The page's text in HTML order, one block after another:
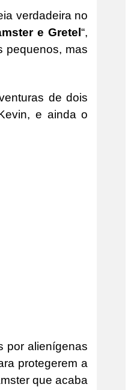
verdadeira no
e Gretel“,
pequenos, mas
de dois
e ainda o
por alienígenas
protegerem a
que acaba